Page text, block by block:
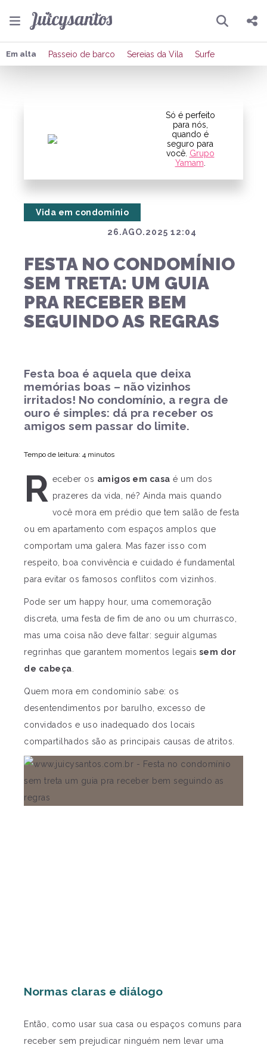
Pesquisar
Compartilhar
Publicar no Facebook
Publicar no X
Em alta Passeio de barco Sereias da Vila Surfe
Só é perfeito
para nós,
quando é
seguro para
você. Grupo
Yamam
26.AGO.2025 12:04
Vida em condomínio
FESTA NO CONDOMÍNIO
SEM TRETA: UM GUIA
PRA RECEBER BEM
SEGUINDO AS REGRAS
Festa boa é aquela que deixa
memórias boas – não vizinhos
irritados! No condomínio, a regra de
ouro é simples: dá pra receber os
amigos sem passar do limite.
Tempo de leitura: 4 minutos
R eceber os amigos em casa é um dos
prazeres da vida, né? Ainda mais quando
você mora em prédio que tem salão de festa
ou em apartamento com espaços amplos que
comportam uma galera. Mas fazer isso com
respeito, boa convivência e cuidado é fundamental
para evitar os famosos conflitos com vizinhos.
Pode ser um happy hour, uma comemoração
discreta, uma festa de fim de ano ou um churrasco,
mas uma coisa não deve faltar: seguir algumas
regrinhas que garantem momentos legais sem dor
de cabeça
Quem mora em condominío sabe: os
desentendimentos por barulho, excesso de
convidados e uso inadequado dos locais
compartilhados são as principais causas de atritos.
Normas claras e diálogo
Então, como usar sua casa ou espaços comuns para
receber sem prejudicar ninguém nem levar uma